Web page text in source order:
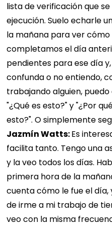
lista de verificación que
ejecución. Suelo echarle
la mañana para ver cómo
completamos el día
pendientes para ese día
confunda o no entiendo,
trabajando alguien,
"¿Qué es esto?" y "¿Por
esto?". O simplemente
Jazmín Watts:Es
facilita tanto. Tengo una
y la veo todos los días.
primera hora de la
cuenta cómo le fue el
de irme a mi trabajo de
veo con la misma